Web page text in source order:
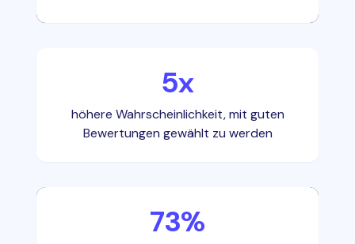
5x
höhere Wahrscheinlichkeit, mit guten
Bewertungen gewählt zu werden
73%